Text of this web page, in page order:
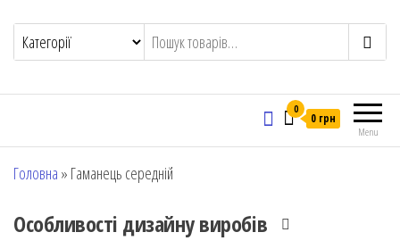
Menu
0
0 грн
Головна » Гаманець середній
Особливості дизайну виробів